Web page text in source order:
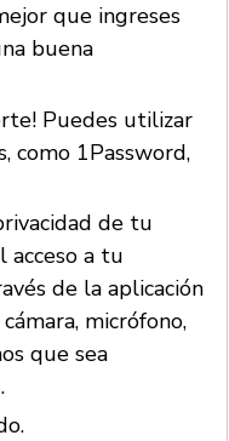
que ingreses
buena
Puedes utilizar
como 1Password,
de tu
a tu
de la aplicación
micrófono,
que sea